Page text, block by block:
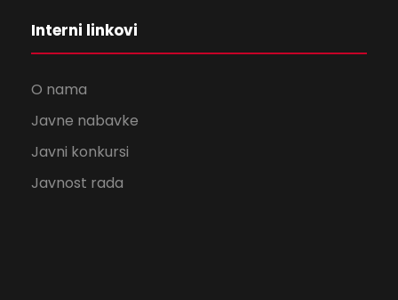
Interni linkovi
O nama
Javne nabavke
Javni konkursi
Javnost rada